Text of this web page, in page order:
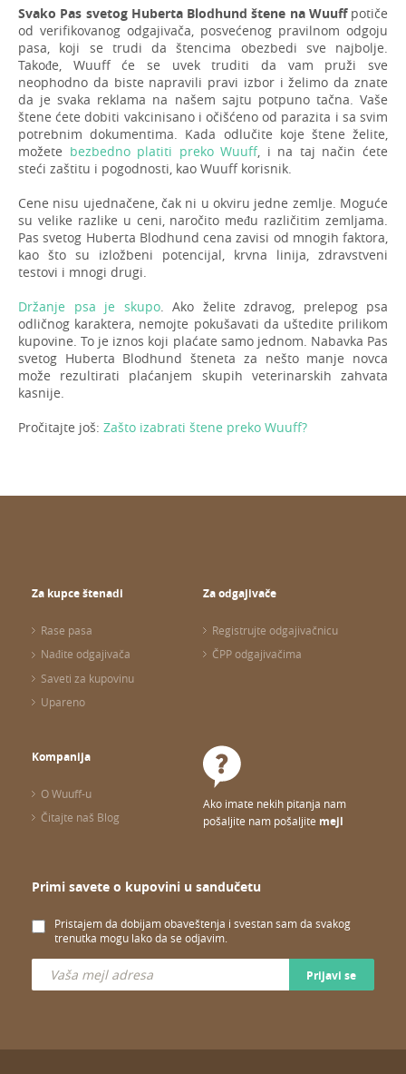
Svako Pas svetog Huberta Blodhund štene na Wuuffpotiče
od verifikovanog odgajivača, posvećenog pravilnom odgoju
pasa, koji se trudi da štencima obezbedi sve najbolje.
Takođe, Wuuff će se uvek truditi da vam pruži sve
neophodno da biste napravili pravi izbor i želimo da znate
da je svaka reklama na našem sajtu potpuno tačna. Vaše
štene ćete dobiti vakcinisano i očišćeno od parazita i sa svim
potrebnim dokumentima. Kada odlučite koje štene želite,
možete bezbedno platiti preko Wuuff, i na taj način ćete
steći zaštitu i pogodnosti, kao Wuuff korisnik.
Cene nisu ujednačene, čak ni u okviru jedne zemlje. Moguće
su velike razlike u ceni, naročito među različitim zemljama.
Pas svetog Huberta Blodhund cena zavisi od mnogih faktora,
kao što su izložbeni potencijal, krvna linija, zdravstveni
testovi i mnogi drugi.
Držanje psa je skupo. Ako želite zdravog, prelepog psa
odličnog karaktera, nemojte pokušavati da uštedite prilikom
kupovine. To je iznos koji plaćate samo jednom. Nabavka Pas
svetog Huberta Blodhund šteneta za nešto manje novca
može rezultirati plaćanjem skupih veterinarskih zahvata
kasnije.
Pročitajte još: Zašto izabrati štene preko Wuuff?
Za kupce štenadi
Rase pasa
Nađite odgajivača
Saveti za kupovinu
Upareno
Za odgajivače
Registrujte odgajivačnicu
ČPP odgajivačima
Kompanija
O Wuuff-u
Čitajte naš Blog
Ako imate nekih pitanja nam
pošaljite nam pošaljite mejl
Primi savete o kupovini u sandučetu
Pristajem da dobijam obaveštenja i svestan sam da svakog
trenutka mogu lako da se odjavim.
Prijavi se